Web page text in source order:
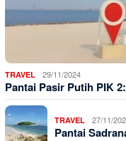
TRAVEL 29/11/2024
Pantai Pasir Putih PIK
TRAVEL 27/11/
Pantai